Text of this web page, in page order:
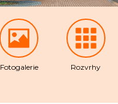
Fotogalerie Rozvrhy